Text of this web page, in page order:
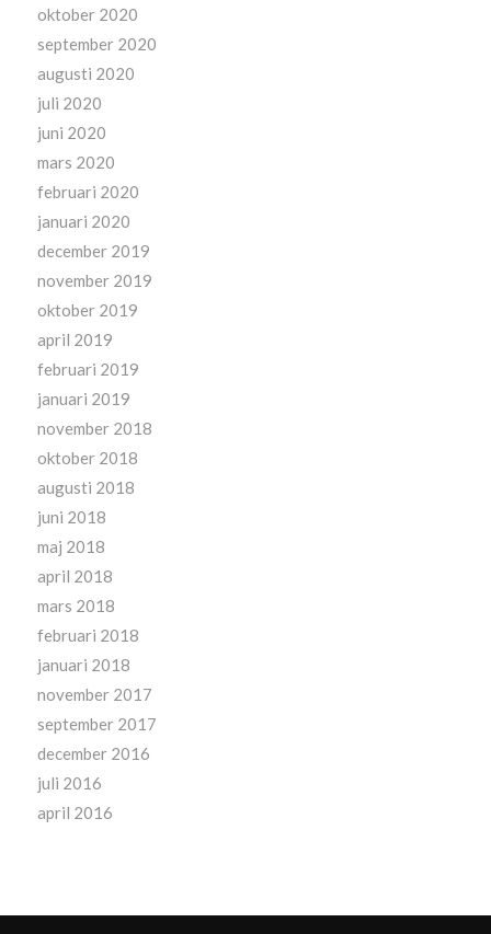
oktober 2020
september 2020
augusti 2020
juli 2020
juni 2020
mars 2020
februari 2020
januari 2020
december 2019
november 2019
oktober 2019
april 2019
februari 2019
januari 2019
november 2018
oktober 2018
augusti 2018
juni 2018
maj 2018
april 2018
mars 2018
februari 2018
januari 2018
november 2017
september 2017
december 2016
juli 2016
april 2016